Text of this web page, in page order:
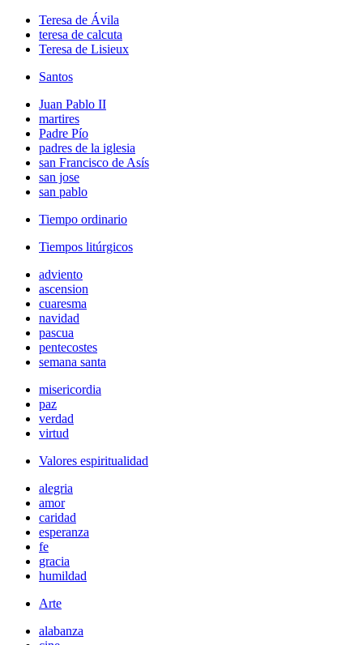
Teresa de Ávila
teresa de calcuta
Teresa de Lisieux
Santos
Juan Pablo II
martires
Padre Pío
padres de la iglesia
san Francisco de Asís
san jose
san pablo
Tiempo ordinario
Tiempos litúrgicos
adviento
ascension
cuaresma
navidad
pascua
pentecostes
semana santa
misericordia
paz
verdad
virtud
Valores espiritualidad
alegria
amor
caridad
esperanza
fe
gracia
humildad
Arte
alabanza